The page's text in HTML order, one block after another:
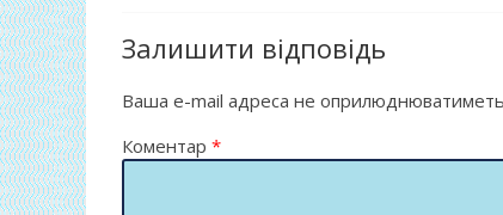
Залишити відповідь
Ваша e-mail адреса не
Коментар *